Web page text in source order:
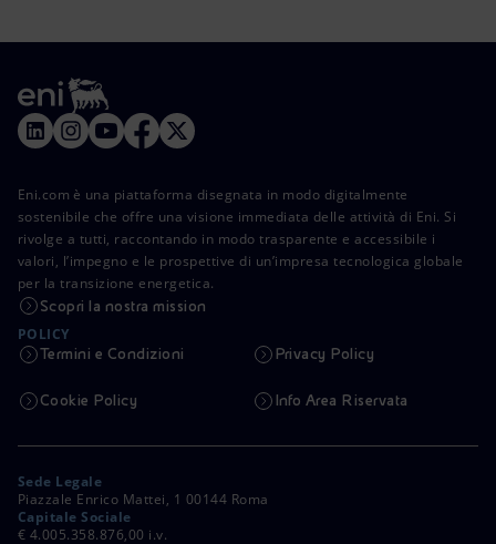
Eni.com è una piattaforma disegnata in modo digitalmente
sostenibile che offre una visione immediata delle attività di Eni. Si
rivolge a tutti, raccontando in modo trasparente e accessibile i
valori, l’impegno e le prospettive di un’impresa tecnologica globale
per la transizione energetica.
Scopri la nostra mission
POLICY
Termini e Condizioni Privacy Policy
Cookie Policy Info Area Riservata
Sede Legale
Piazzale Enrico Mattei, 1 00144 Roma
Capitale Sociale
€ 4.005.358.876,00 i.v.